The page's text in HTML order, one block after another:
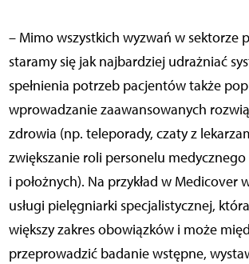
– Mimo wszystkich wyzwań w sektorze
staramy się jak najbardziej udrażniać
spełnienia potrzeb pacjentów także
wprowadzanie zaawansowanych
zdrowia (np. teleporady, czaty z
zwiększanie roli personelu
i położnych). Na przykład w Medicover
usługi pielęgniarki specjalistycznej,
większy zakres obowiązków i może
przeprowadzić badanie wstępne,